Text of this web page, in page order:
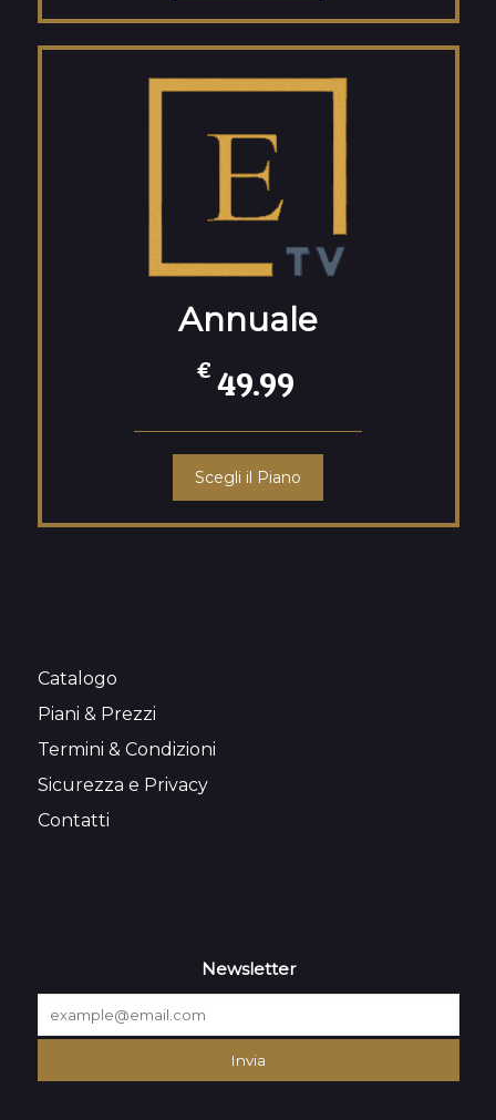
Annuale
€ 49.99
Scegli il Piano
Catalogo
Piani & Prezzi
Termini & Condizioni
Sicurezza e Privacy
Contatti
Newsletter